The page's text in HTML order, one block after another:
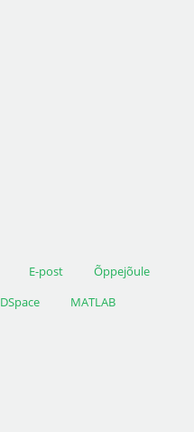
E-post
Õppejõule
DSpace MATLAB